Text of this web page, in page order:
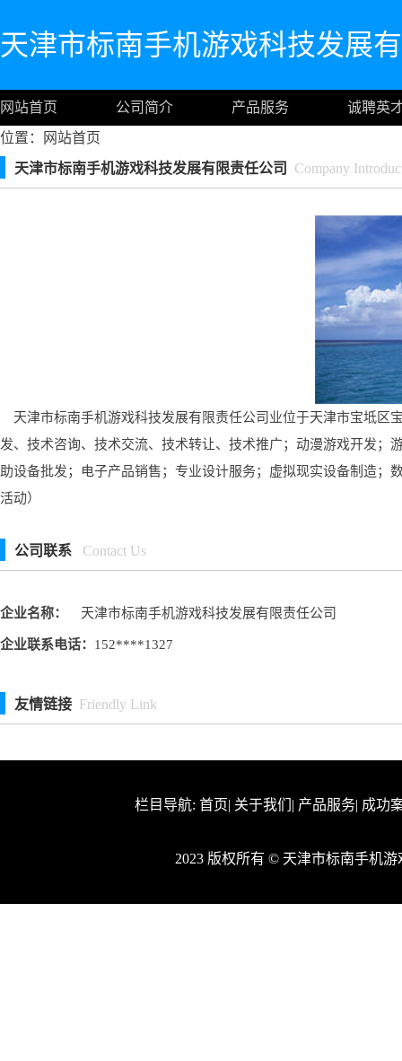
天津市标南手机游戏科技发展
网站首页 公司简介 产品服务
诚聘英
位置：
网站首页
天津市标南手机游戏科技发展有限责任公司
Company
天津市标南手机游戏科技发展有限责任公司业位于天津市宝坻区
发、技术咨询、技术交流、技术转让、技术推广；动漫游戏开发
助设备批发；电子产品销售；专业设计服务；虚拟现实设备制造
活动）
公司联系 Contact Us
企业名称： 天津市标南手机游戏科技发展有限责任公司
企业联系电话： 152****1327
友情链接 Friendly Link
栏目导航: 首页| 关于我们 | 产品服务| 成功
2023 版权所有 © 天津市标南手机